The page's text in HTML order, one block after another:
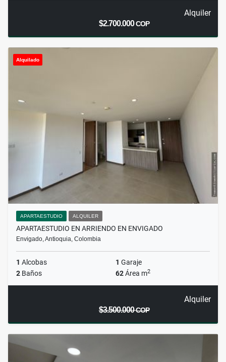
Alquiler
$2.700.000COP
Alquilado
APARTAESTUDIO ALQUILER
APARTAESTUDIO EN ARRIENDO EN ENVIGADO
Envigado, Antioquia, Colombia
1 Alcobas 1 Garaje
2 Baños 62Área m2
Alquiler
$3.500.000COP